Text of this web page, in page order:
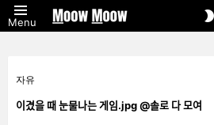
Menu
자유
이겼을 때 눈물나는 게임.jpg @솔로 다 모여